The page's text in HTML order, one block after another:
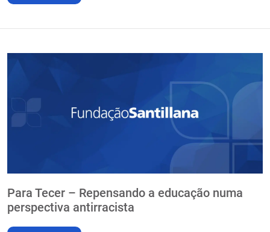
Para Tecer – Repensando a educação numa
perspectiva antirracista